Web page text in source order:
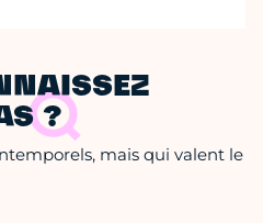
?
mais qui valent le